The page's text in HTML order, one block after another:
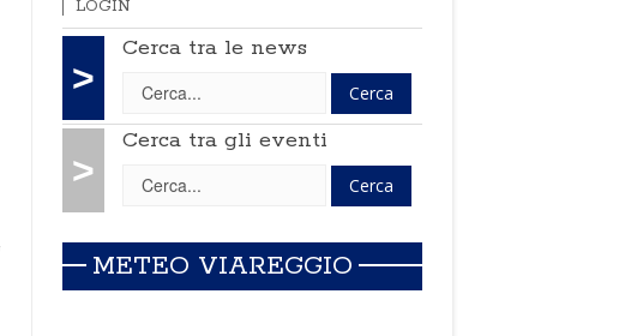
LOGIN
>
Cerca tra le news
>
Cerca tra gli eventi
METEO VIAREGGIO